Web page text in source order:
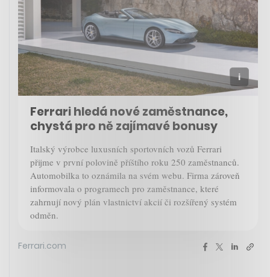
Ferrari hledá nové zaměstnance,
chystá pro ně zajímavé bonusy
Italský výrobce luxusních sportovních vozů Ferrari
přijme v první polovině příštího roku 250 zaměstnanců.
Automobilka to oznámila na svém webu. Firma zároveň
informovala o programech pro zaměstnance, které
zahrnují nový plán vlastnictví akcií či rozšířený systém
odměn.
Ferrari.com